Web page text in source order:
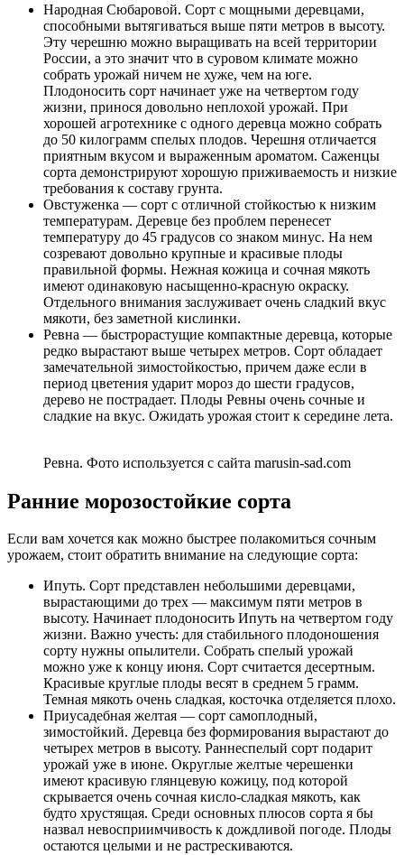
Народная Сюбаровой. Сорт с мощными деревцами,
способными вытягиваться выше пяти метров в высоту.
Эту черешню можно выращивать на всей территории
России, а это значит что в суровом климате можно
собрать урожай ничем не хуже, чем на юге.
Плодоносить сорт начинает уже на четвертом году
жизни, принося довольно неплохой урожай. При
хорошей агротехнике с одного деревца можно собрать
до 50 килограмм спелых плодов. Черешня отличается
приятным вкусом и выраженным ароматом. Саженцы
сорта демонстрируют хорошую приживаемость и низкие
требования к составу грунта.
Овстуженка — сорт с отличной стойкостью к низким
температурам. Деревце без проблем перенесет
температуру до 45 градусов со знаком минус. На нем
созревают довольно крупные и красивые плоды
правильной формы. Нежная кожица и сочная мякоть
имеют одинаковую насыщенно-красную окраску.
Отдельного внимания заслуживает очень сладкий вкус
мякоти, без заметной кислинки.
Ревна — быстрорастущие компактные деревца, которые
редко вырастают выше четырех метров. Сорт обладает
замечательной зимостойкостью, причем даже если в
период цветения ударит мороз до шести градусов,
дерево не пострадает. Плоды Ревны очень сочные и
сладкие на вкус. Ожидать урожая стоит к середине лета.
Ревна. Фото используется с сайта marusin-sad.com
Ранние морозостойкие сорта
Если вам хочется как можно быстрее полакомиться сочным
урожаем, стоит обратить внимание на следующие сорта:
Ипуть. Сорт представлен небольшими деревцами,
вырастающими до трех — максимум пяти метров в
высоту. Начинает плодоносить Ипуть на четвертом году
жизни. Важно учесть: для стабильного плодоношения
сорту нужны опылители. Собрать спелый урожай
можно уже к концу июня. Сорт считается десертным.
Красивые круглые плоды весят в среднем 5 грамм.
Темная мякоть очень сладкая, косточка отделяется плохо.
Приусадебная желтая — сорт самоплодный,
зимостойкий. Деревца без формирования вырастают до
четырех метров в высоту. Раннеспелый сорт подарит
урожай уже в июне. Округлые желтые черешенки
имеют красивую глянцевую кожицу, под которой
скрывается очень сочная кисло-сладкая мякоть, как
будто хрустящая. Среди основных плюсов сорта я бы
назвал невосприимчивость к дождливой погоде. Плоды
остаются целыми и не растрескиваются.